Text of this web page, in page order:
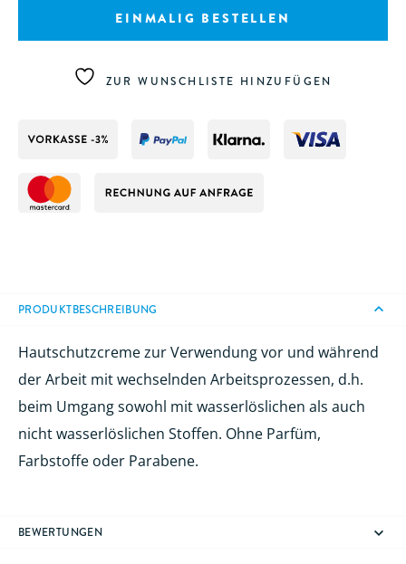
Menge
EINMALIG BESTELLEN
ZUR WUNSCHLISTE HINZUFÜGEN
PRODUKTBESCHREIBUNG
Hautschutzcreme zur Verwendung vor und während
der Arbeit mit wechselnden Arbeitsprozessen, d.h.
beim Umgang sowohl mit wasserlöslichen als auch
nicht wasserlöslichen Stoffen. Ohne Parfüm,
Farbstoffe oder Parabene.
BEWERTUNGEN